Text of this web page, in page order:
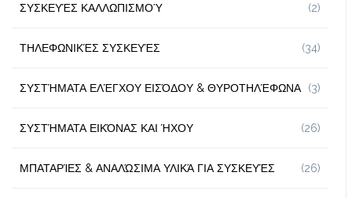
ΣΥΣΚΕΥΈΣ ΚΑΛΛΩΠΙΣΜΟΎ (2)
ΤΗΛΕΦΩΝΙΚΈΣ ΣΥΣΚΕΥΈΣ (34)
ΣΥΣΤΉΜΑΤΑ ΕΛΈΓΧΟΥ ΕΙΣΌΔΟΥ & ΘΥΡΟΤΗΛΈΦΩΝΑ (3)
ΣΥΣΤΉΜΑΤΑ ΕΙΚΌΝΑΣ ΚΑΙ ΉΧΟΥ (26)
ΜΠΑΤΑΡΊΕΣ & ΑΝΑΛΏΣΙΜΑ ΥΛΙΚΆ ΓΙΑ ΣΥΣΚΕΥΈΣ (26)